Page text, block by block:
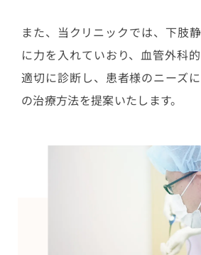
また、当クリニックでは、下肢
に力を入れていおり、血管外科
適切に診断し、患者様のニーズ
の治療方法を提案いたします。